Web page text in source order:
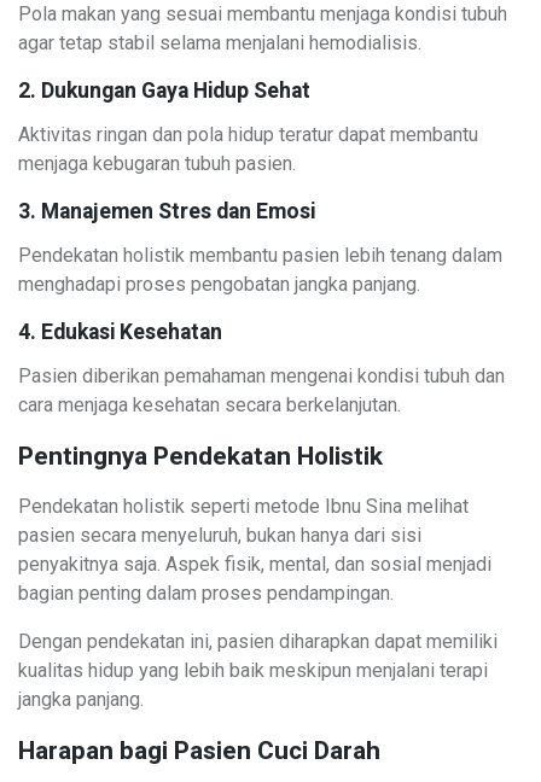
Pola makan yang sesuai membantu menjaga kondisi tubuh
agar tetap stabil selama menjalani hemodialisis.
2. Dukungan Gaya Hidup Sehat
Aktivitas ringan dan pola hidup teratur dapat membantu
menjaga kebugaran tubuh pasien.
3. Manajemen Stres dan Emosi
Pendekatan holistik membantu pasien lebih tenang dalam
menghadapi proses pengobatan jangka panjang.
4. Edukasi Kesehatan
Pasien diberikan pemahaman mengenai kondisi tubuh dan
cara menjaga kesehatan secara berkelanjutan.
Pentingnya Pendekatan Holistik
Pendekatan holistik seperti metode Ibnu Sina melihat
pasien secara menyeluruh, bukan hanya dari sisi
penyakitnya saja. Aspek fisik, mental, dan sosial menjadi
bagian penting dalam proses pendampingan.
Dengan pendekatan ini, pasien diharapkan dapat memiliki
kualitas hidup yang lebih baik meskipun menjalani terapi
jangka panjang.
Harapan bagi Pasien Cuci Darah